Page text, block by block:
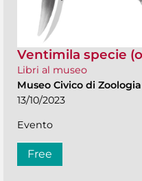
Ventimila specie
Libri al museo
Museo Civico di Zoologia
13/10/2023
Evento
Free